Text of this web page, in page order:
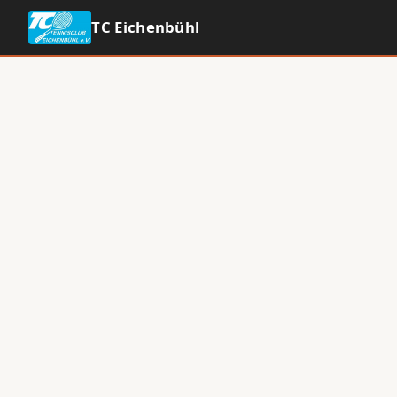
TC Eichenbühl